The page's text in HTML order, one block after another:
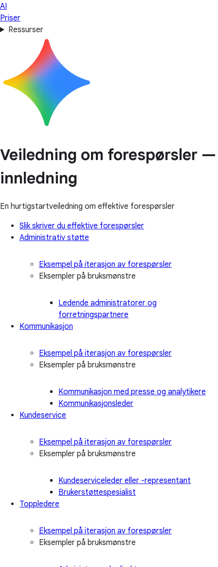
AI
Priser
Ressurser
Veiledning om forespørsler —
innledning
En hurtigstartveiledning om effektive forespørsler
Slik skriver du effektive forespørsler
Administrativ støtte
Eksempel på iterasjon av forespørsler
Eksempler på bruksmønstre
Ledende administratorer og
forretningspartnere
Kommunikasjon
Eksempel på iterasjon av forespørsler
Eksempler på bruksmønstre
Kommunikasjon med presse og analytikere
Kommunikasjonsleder
Kundeservice
Eksempel på iterasjon av forespørsler
Eksempler på bruksmønstre
Kundeserviceleder eller -representant
Brukerstøttespesialist
Toppledere
Eksempel på iterasjon av forespørsler
Eksempler på bruksmønstre